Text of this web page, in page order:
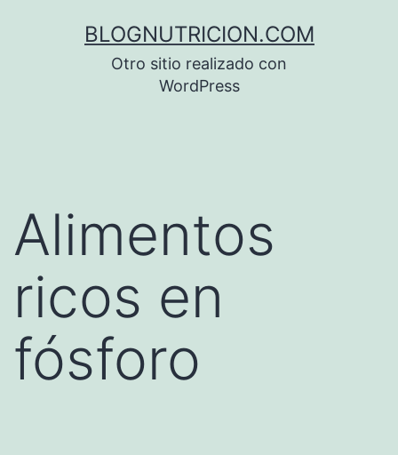
BLOGNUTRICION.COM
Otro sitio realizado con
WordPress
Alimentos
ricos en
fósforo